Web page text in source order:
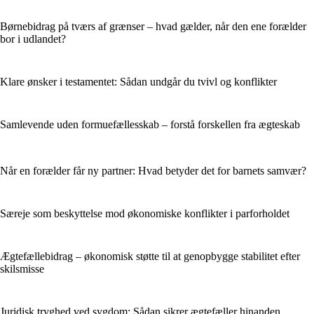
Børnebidrag på tværs af grænser – hvad gælder, når den ene forælder
bor i udlandet?
Klare ønsker i testamentet: Sådan undgår du tvivl og konflikter
Samlevende uden formuefællesskab – forstå forskellen fra ægteskab
Når en forælder får ny partner: Hvad betyder det for barnets samvær?
Særeje som beskyttelse mod økonomiske konflikter i parforholdet
Ægtefællebidrag – økonomisk støtte til at genopbygge stabilitet efter
skilsmisse
Juridisk tryghed ved sygdom: Sådan sikrer ægtefæller hinanden